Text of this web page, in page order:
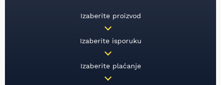
Izaberite proizvod
Izaberite isporuku
Izaberite plaćanje